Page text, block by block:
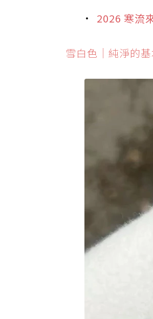
2026 寒流
雪白色｜純淨的